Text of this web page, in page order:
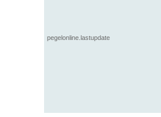
pegelonline.lastupdate